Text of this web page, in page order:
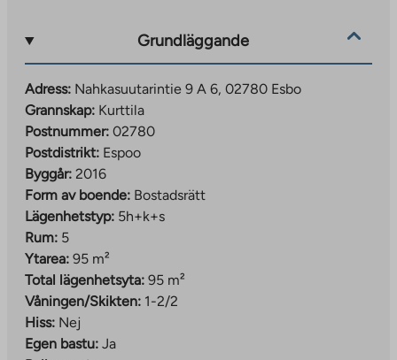
Grundläggande
Adress: Nahkasuutarintie 9 A 6, 02780 Esbo
Grannskap: Kurttila
Postnummer: 02780
Postdistrikt: Espoo
Byggår: 2016
Form av boende: Bostadsrätt
Lägenhetstyp: 5h+k+s
Rum: 5
Ytarea: 95 m²
Total lägenhetsyta: 95 m²
Våningen/Skikten: 1-2/2
Hiss: Nej
Egen bastu: Ja